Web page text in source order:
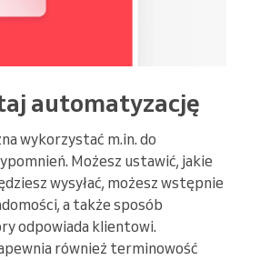
automatyzację
wykorzystać m.in. do
Możesz ustawić, jakie
wysyłać, możesz wstępnie
a także sposób
odpowiada klientowi.
również terminowość